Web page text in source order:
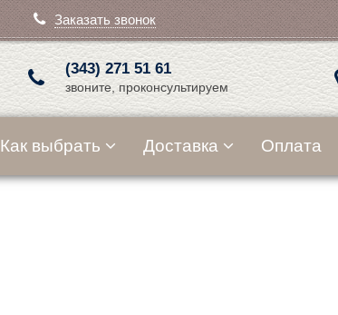
Заказать звонок
(343) 271 51 61
звоните, проконсультируем
Как выбрать Доставка Оплата